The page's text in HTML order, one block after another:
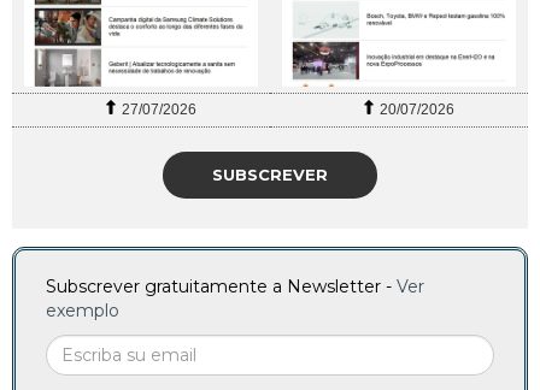
27/07/2026 20/07/2026
SUBSCREVER
Subscrever gratuitamente a Newsletter - Ver
exemplo